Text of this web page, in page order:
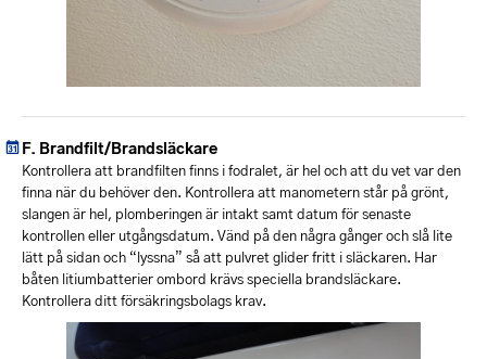
Brandfilt/Brandsläckare
Kontrollera att brandfilten finns i fodralet, är hel och att du vet var den
finna när du behöver den. Kontrollera att manometern står på grönt,
slangen är hel, plomberingen är intakt samt datum för senaste
kontrollen eller utgångsdatum. Vänd på den några gånger och slå lite
lätt på sidan och “lyssna” så att pulvret glider fritt i släckaren. Har
båten litiumbatterier ombord krävs speciella brandsläckare.
Kontrollera ditt försäkringsbolags krav.